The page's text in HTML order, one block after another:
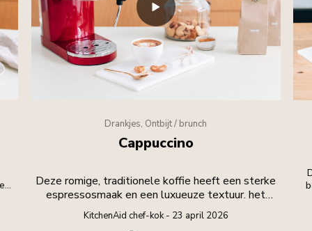
Drankjes, Ontbijt / brunch
Cappuccino
Deze romige, traditionele koffie heeft een sterke
espressosmaak en een luxueuze textuur. het
belangrijkste onderdeel is het opschuimen van
het schuim tot fluweelzachte perfectie!
KitchenAid chef-kok - 23 april 2026